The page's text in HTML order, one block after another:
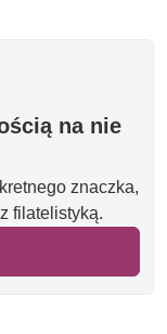
na nie
znaczka,
filatelistyką.